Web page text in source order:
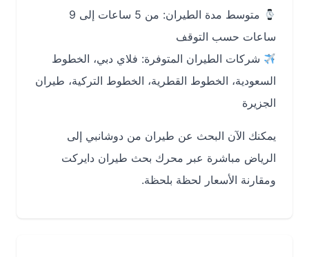
متوسط مدة الطيران: من 5 ساعات إلى 9
ساعات حسب التوقف
شركات الطيران المتوفرة: فلاي دبي، الخطوط
السعودية، الخطوط القطرية، الخطوط التركية، طيران
الجزيرة
يمكنك الآن البحث عن طيران من دوشانبي إلى
الرياض مباشرة عبر محرك بحث طيران دايركت
ومقارنة الأسعار لحظة بلحظة.